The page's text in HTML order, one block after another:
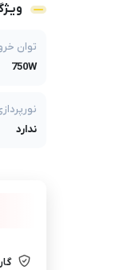
توان
750W
ندارد